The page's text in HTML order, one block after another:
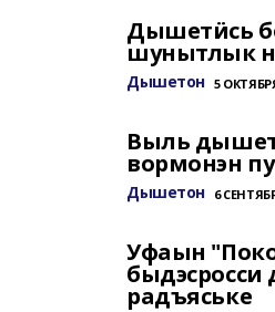
Дышетӥсь
шунытлык
Дышетон 5
Выль
вормонэн
Дышетон 6
Уфаын
радъяське